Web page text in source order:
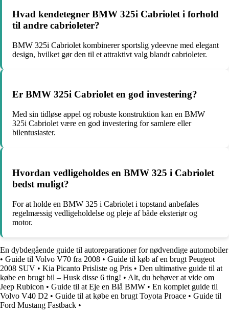
Hvad kendetegner BMW 325i Cabriolet i forhold
til andre cabrioleter?
BMW 325i Cabriolet kombinerer sportslig ydeevne med elegant
design, hvilket gør den til et attraktivt valg blandt cabrioleter.
Er BMW 325i Cabriolet en god investering?
Med sin tidløse appel og robuste konstruktion kan en BMW
325i Cabriolet være en god investering for samlere eller
bilentusiaster.
Hvordan vedligeholdes en BMW 325 i Cabriolet
bedst muligt?
For at holde en BMW 325 i Cabriolet i topstand anbefales
regelmæssig vedligeholdelse og pleje af både eksteriør og
motor.
En dybdegående guide til autoreparationer for nødvendige automobiler
• Guide til Volvo V70 fra 2008 • Guide til køb af en brugt Peugeot
2008 SUV • Kia Picanto Prisliste og Pris • Den ultimative guide til at
købe en brugt bil – Husk disse 6 ting! • Alt, du behøver at vide om
Jeep Rubicon • Guide til at Eje en Blå BMW • En komplet guide til
Volvo V40 D2 • Guide til at købe en brugt Toyota Proace • Guide til
Ford Mustang Fastback •